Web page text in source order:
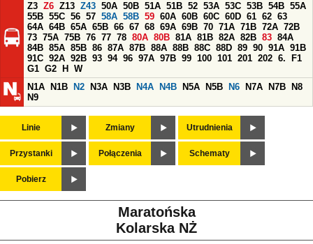
Z3 Z6 Z13 Z43 50A 50B 51A 51B 52 53A 53C 53B 54B 55A
55B 55C 56 57 58A 58B 59 60A 60B 60C 60D 61 62 63
64A 64B 65A 65B 66 67 68 69A 69B 70 71A 71B 72A 72B
73 75A 75B 76 77 78 80A 80B 81A 81B 82A 82B 83 84A
84B 85A 85B 86 87A 87B 88A 88B 88C 88D 89 90 91A 91B
91C 92A 92B 93 94 96 97A 97B 99 100 101 201 202 6.
F1
G1 G2 H
W
N1A
N1B N2 N3A N3B N4A N4B N5A N5B N6 N7A N7B
N8
N9
Linie Zmiany Utrudnienia
Przystanki Połączenia Schematy
Pobierz
Maratońska
Kolarska NŻ